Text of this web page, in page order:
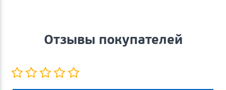
Отзывы покупателей